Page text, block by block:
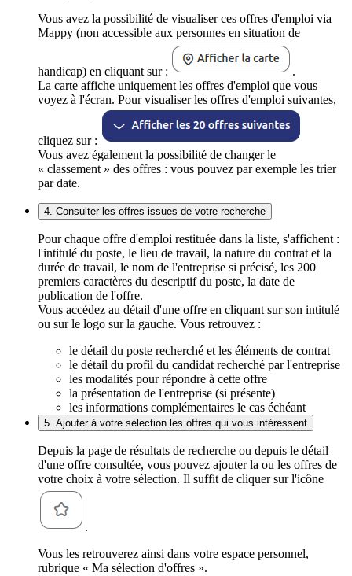
Vous avez la possibilité de visualiser ces offres d'emploi via
Mappy (non accessible aux personnes en situation de
handicap) en cliquant sur :
.
La carte affiche uniquement les offres d'emploi que vous
voyez à l'écran. Pour visualiser les offres d'emploi suivantes,
cliquez sur :
Vous avez également la possibilité de changer le
« classement » des offres : vous pouvez par exemple les trier
par date.
4. Consulter les offres issues de votre recherche
Pour chaque offre d'emploi restituée dans la liste, s'affichent :
l'intitulé du poste, le lieu de travail, la nature du contrat et la
durée de travail, le nom de l'entreprise si précisé, les 200
premiers caractères du descriptif du poste, la date de
publication de l'offre.
Vous accédez au détail d'une offre en cliquant sur son intitulé
ou sur le logo sur la gauche. Vous retrouvez :
le détail du poste recherché et les éléments de contrat
le détail du profil du candidat recherché par l'entreprise
les modalités pour répondre à cette offre
la présentation de l'entreprise (si présente)
les informations complémentaires le cas échéant
5. Ajouter à votre sélection les offres qui vous intéressent
Depuis la page de résultats de recherche ou depuis le détail
d'une offre consultée, vous pouvez ajouter la ou les offres de
votre choix à votre sélection. Il suffit de cliquer sur l'icône
.
Vous les retrouverez ainsi dans votre espace personnel,
rubrique « Ma sélection d'offres ».